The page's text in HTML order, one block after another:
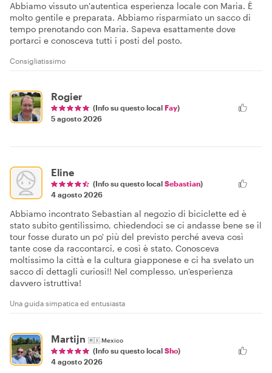
Abbiamo vissuto un'autentica esperienza locale con Maria. È
molto gentile e preparata. Abbiamo risparmiato un sacco di
tempo prenotando con Maria. Sapeva esattamente dove
portarci e conosceva tutti i posti del posto.
Consigliatissimo
Rogier
(Info su questo local Fay)
5 agosto 2026
Eline
(Info su questo local Sebastian)
4 agosto 2026
Abbiamo incontrato Sebastian al negozio di biciclette ed è
stato subito gentilissimo, chiedendoci se ci andasse bene se il
tour fosse durato un po' più del previsto perché aveva così
tante cose da raccontarci, e così è stato. Conosceva
moltissimo la città e la cultura giapponese e ci ha svelato un
sacco di dettagli curiosi!! Nel complesso, un'esperienza
davvero istruttiva!
Una guida simpatica ed entusiasta
Martijn 🇲🇽Mexico
(Info su questo local Sho)
4 agosto 2026